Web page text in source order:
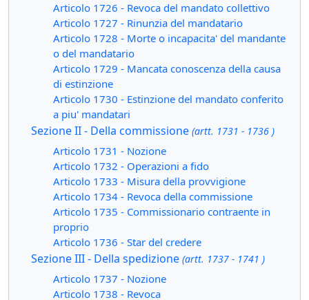
Articolo 1726 - Revoca del mandato collettivo
Articolo 1727 - Rinunzia del mandatario
Articolo 1728 - Morte o incapacita' del mandante
o del mandatario
Articolo 1729 - Mancata conoscenza della causa
di estinzione
Articolo 1730 - Estinzione del mandato conferito
a piu' mandatari
Sezione II - Della commissione (artt. 1731 - 1736 )
Articolo 1731 - Nozione
Articolo 1732 - Operazioni a fido
Articolo 1733 - Misura della provvigione
Articolo 1734 - Revoca della commissione
Articolo 1735 - Commissionario contraente in
proprio
Articolo 1736 - Star del credere
Sezione III - Della spedizione (artt. 1737 - 1741 )
Articolo 1737 - Nozione
Articolo 1738 - Revoca